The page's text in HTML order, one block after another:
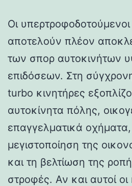
Οι
αποτελούν πλέον
των σπορ αυτοκινήτων
επιδόσεων. Στη
turbo κινητήρες
αυτοκίνητα πόλης,
επαγγελματικά
μεγιστοποίηση της
και τη βελτίωση της
στροφές. Αν και αυτοί οι